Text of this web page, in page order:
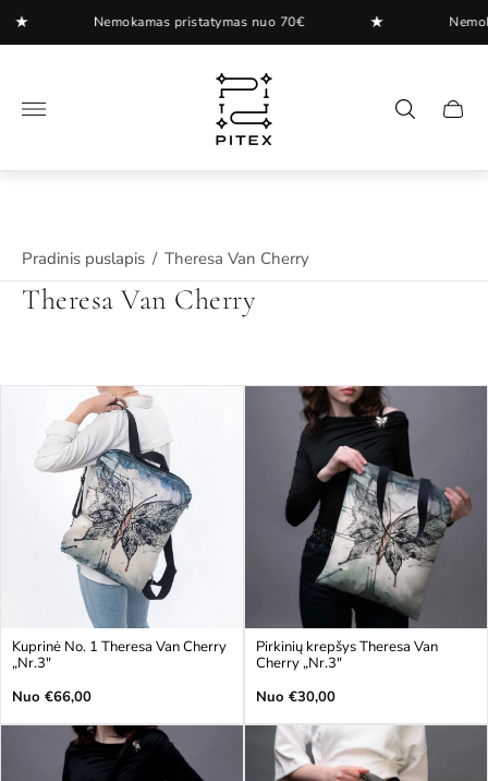
Nemokamas pristatymas nuo 70€ Nemokamas
"
Pradinis puslapis / Theresa Van Cherry
Theresa Van Cherry
Kuprinė No. 1 Theresa Van Cherry
„Nr.3"
Įprasta
Nuo €66,00
Pirkinių krepšys Theresa Van
Cherry „Nr.3"
Įprasta
Nuo €30,00